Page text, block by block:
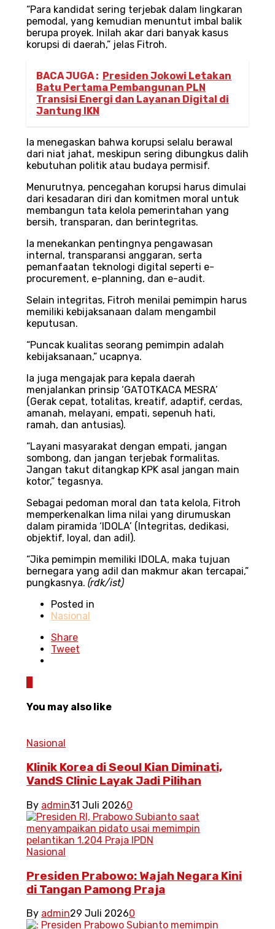
“Para kandidat sering terjebak dalam lingkaran
pemodal, yang kemudian menuntut imbal balik
berupa proyek. Inilah akar dari banyak kasus
korupsi di daerah,” jelas Fitroh.
BACA JUGA : Presiden Jokowi Letakan
Batu Pertama Pembangunan PLN
Transisi Energi dan Layanan Digital di
Jantung IKN
Ia menegaskan bahwa korupsi selalu berawal
dari niat jahat, meskipun sering dibungkus dalih
kebutuhan politik atau budaya permisif.
Menurutnya, pencegahan korupsi harus dimulai
dari kesadaran diri dan komitmen moral untuk
membangun tata kelola pemerintahan yang
bersih, transparan, dan berintegritas.
Ia menekankan pentingnya pengawasan
internal, transparansi anggaran, serta
pemanfaatan teknologi digital seperti e-
procurement, e-planning, dan e-audit.
Selain integritas, Fitroh menilai pemimpin harus
memiliki kebijaksanaan dalam mengambil
keputusan.
“Puncak kualitas seorang pemimpin adalah
kebijaksanaan,” ucapnya.
Ia juga mengajak para kepala daerah
menjalankan prinsip ‘GATOTKACA MESRA’
(Gerak cepat, totalitas, kreatif, adaptif, cerdas,
amanah, melayani, empati, sepenuh hati,
ramah, dan antusias).
“Layani masyarakat dengan empati, jangan
sombong, dan jangan terjebak formalitas.
Jangan takut ditangkap KPK asal jangan main
kotor,” tegasnya.
Sebagai pedoman moral dan tata kelola, Fitroh
memperkenalkan lima nilai yang dirumuskan
dalam piramida ‘IDOLA’ (Integritas, dedikasi,
objektif, loyal, dan adil).
“Jika pemimpin memiliki IDOLA, maka tujuan
bernegara yang adil dan makmur akan tercapai,”
pungkasnya. (rdk/ist)
Posted in
Nasional
Share
Tweet
You may also like
Nasional
Klinik Korea di Seoul Kian Diminati,
VandS Clinic Layak Jadi Pilihan
By admin31 Juli 20260
Nasional
Presiden Prabowo: Wajah Negara Kini
di Tangan Pamong Praja
By admin29 Juli 20260